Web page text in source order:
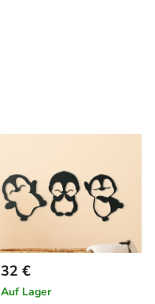
32 €
Auf Lager